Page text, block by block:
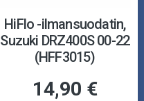
HiFlo -ilmansuodatin,
Suzuki DRZ400S 00-22
(HFF3015)
14,90 €